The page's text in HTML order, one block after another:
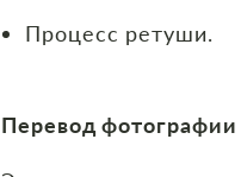
Процесс ретуши.
Перевод